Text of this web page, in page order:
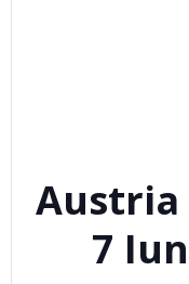
Austria
7